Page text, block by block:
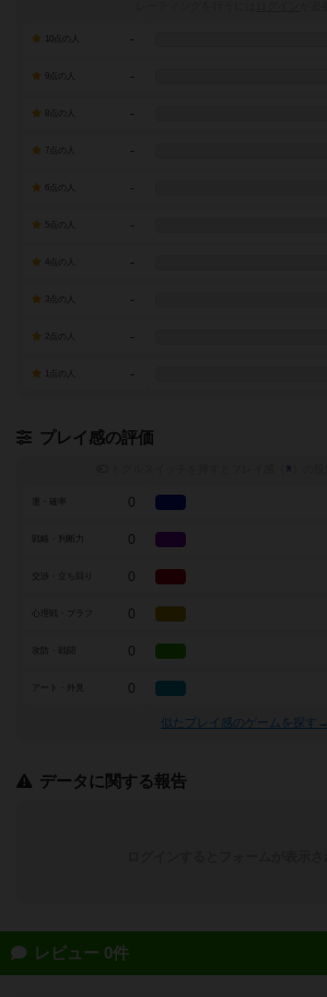
-
-
-
7点の人 -
-
-
-
-
-
-
プレイ感の評価
※
0
戦略・判断力 0
0
0
0
アート・外見 0
似たプレイ感のゲームを探す→
データに関する報告
レビュー 0件